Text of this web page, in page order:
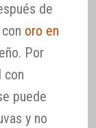
de
oro en
Por
con
puede
y no